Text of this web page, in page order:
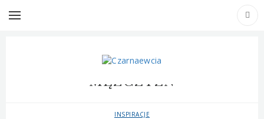
TAG ARCHIVES: UBRANIA DLA
MĘŻCZYZN
INSPIRACJE